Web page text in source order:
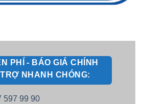
PHÍ - BÁO GIÁ CHÍNH
NHANH CHÓNG:
597 99 90